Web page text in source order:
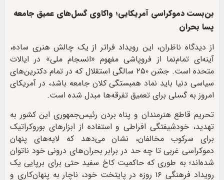
بن‌بست دموکراسی آمریکایی؛ واکاوی گسل‌های عمیق جامعه
پسا بحران
از دیدگاه ناظران، این رویداد فراتر از یک چالش هنری ساده،
آینه‌ای تمام‌نما از فروپاشی مفهوم «انسجام ملی» در ایالات
متحده است. جشن ۲۵۰ سالگی استقلال که در تمام دکترین‌های
سیاسی دنیا باید نماد همبستگی کلان جامعه باشد، در آمریکای
امروز به گسلی برای تعمیق تفرقه‌ها مبدل شده است.
تحریم قاطع هنرمندان و پناه بردن رئیس‌جمهوری این کشور به
تهدید، خودشیفتگی افراطی و استفاده از ابزارهای بوروکراتیک
برای سرکوب مخالفان، نشان می‌دهد که لایه‌های پنهان
دموکراسی غربی تا چه حد در برابر بحران‌های درونی خود ناتوان
شده‌اند؛ به طوری که حاکمیت کاخ سفید حتی برای برپایی یک
رویداد فرهنگی ۱۶ روزه در پایتخت خود، ناچار به پنهان‌کاری و